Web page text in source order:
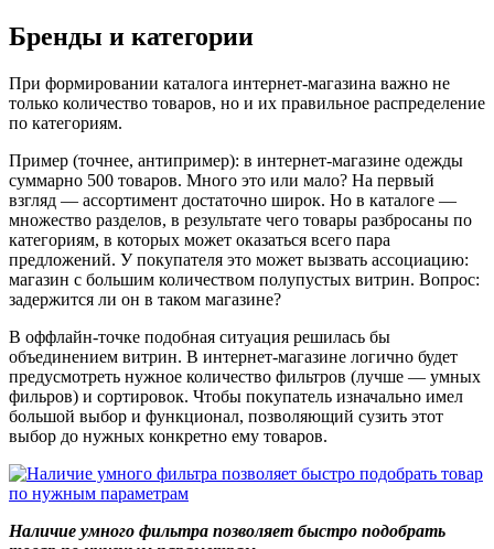
Бренды и категории
При формировании каталога интернет-магазина важно не
только количество товаров, но и их правильное распределение
по категориям.
Пример (точнее, антипример): в интернет-магазине одежды
суммарно 500 товаров. Много это или мало? На первый
взгляд — ассортимент достаточно широк. Но в каталоге —
множество разделов, в результате чего товары разбросаны по
категориям, в которых может оказаться всего пара
предложений. У покупателя это может вызвать ассоциацию:
магазин с большим количеством полупустых витрин. Вопрос:
задержится ли он в таком магазине?
В оффлайн-точке подобная ситуация решилась бы
объединением витрин. В интернет-магазине логично будет
предусмотреть нужное количество фильтров (лучше — умных
фильров) и сортировок. Чтобы покупатель изначально имел
большой выбор и функционал, позволяющий сузить этот
выбор до нужных конкретно ему товаров.
Наличие умного фильтра позволяет быстро подобрать